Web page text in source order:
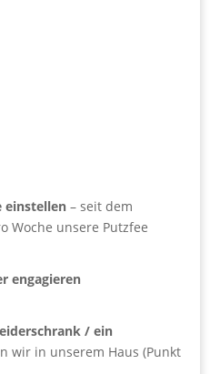
einstellen– seit dem
Woche unsere Putzfee
engagieren
/ ein
wir in unserem Haus (Punkt